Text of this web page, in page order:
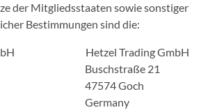
der Mitgliedsstaaten sowie sonstiger
Bestimmungen sind die:
GmbH Hetzel Trading GmbH
21 Buschstraße 21
47574 Goch
Germany